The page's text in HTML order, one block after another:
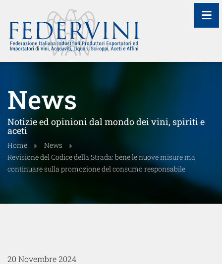
News
Notizie ed opinioni dal mondo dei vini, spiriti e
aceti
Home
News
Revisione del Codice della Strada: bene le nuove misure ma
continuare sulla promozione del consumo responsabile
20 Novembre 2024
≡